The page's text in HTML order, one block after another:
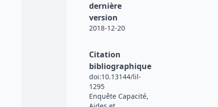
dernière
version
2018-12-20
Citation
bibliographique
doi:10.13144/lil-
1295
Enquête Capacité,